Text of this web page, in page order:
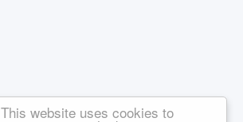
This website uses cookies to